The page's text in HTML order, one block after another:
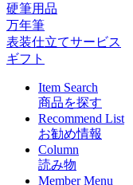
硬筆用品
万年筆
表装仕立てサービス
ギフト
Item Search
商品を探す
Recommend List
お勧め情報
Column
読み物
Member Menu